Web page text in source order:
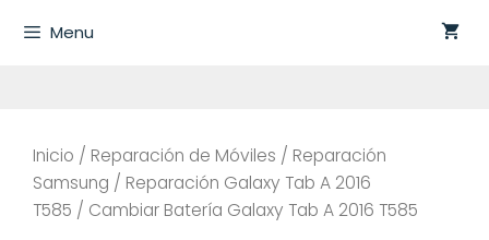
Menu
Inicio / Reparación de Móviles / Reparación
Samsung / Reparación Galaxy Tab A 2016
T585 / Cambiar Batería Galaxy Tab A 2016 T585